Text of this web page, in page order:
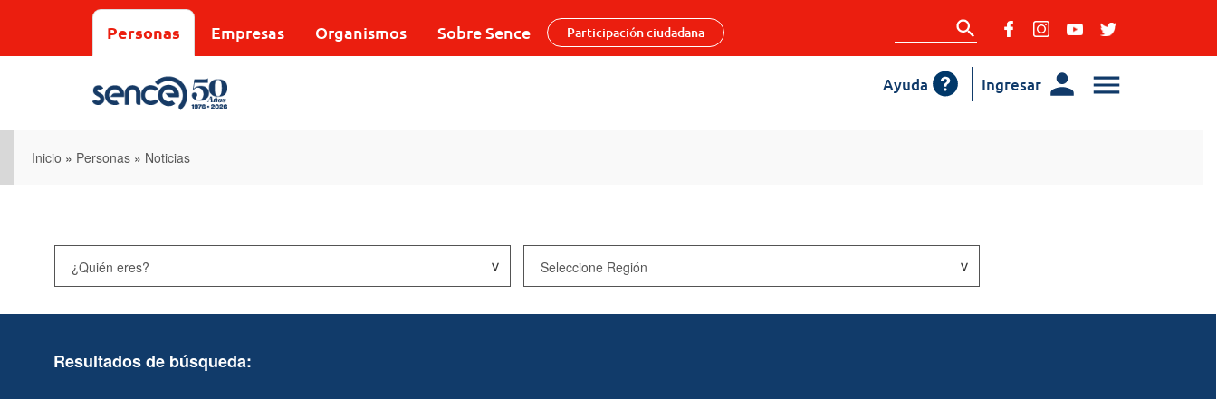
Personas Empresas Organismos Sobre Sence Participación ciudadana
Ingresar
Ayuda
Inicio » Personas » Noticias
Resultados de búsqueda: